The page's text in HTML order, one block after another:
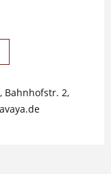
Bahnhofstr. 2,